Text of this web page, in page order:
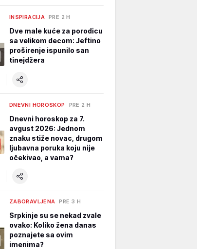
INSPIRACIJA PRE 2 H
Dve male kuće za porodicu
sa velikom decom: Jeftino
proširenje ispunilo san
tinejdžera
DNEVNI HOROSKOP PRE 2 H
Dnevni horoskop za 7.
avgust 2026: Jednom
znaku stiže novac, drugom
ljubavna poruka koju nije
očekivao, a vama?
ZABORAVLJENA PRE 3 H
Srpkinje su se nekad zvale
ovako: Koliko žena danas
poznajete sa ovim
imenima?